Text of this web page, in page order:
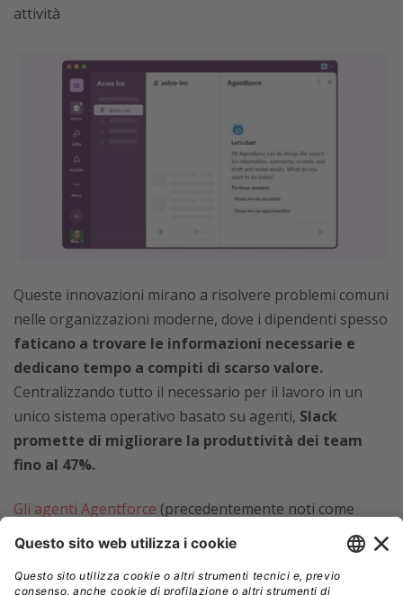
attività
Queste innovazioni mirano a risolvere problemi comuni
nelle organizzazioni moderne, dove i dipendenti spesso
faticano a trovare le informazioni necessarie e
dedicano tempo a compiti di scarso valore.
Centralizzando tutto il necessario per il lavoro in un
unico sistema operativo basato su agenti, Slack
promette di migliorare la produttività dei team
fino al 47%.
Gli agenti Agentforce (precedentemente noti come
Einstein Copilot)
portano le informazioni del CRM
Gli utenti
possono porre domande in linguaggio naturale e